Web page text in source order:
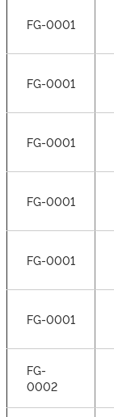
FG-0001
FG-0001
FG-0001
FG-0001
FG-0001
FG-0001
FG-
0002